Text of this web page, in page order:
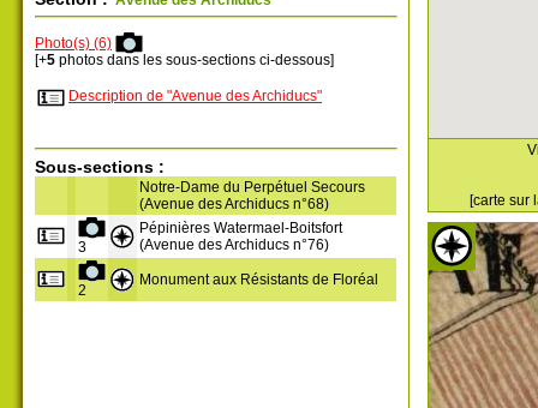
Photo(s) (6)
[+5 photos dans les sous-sections ci-dessous]
Description de "Avenue des Archiducs"
Sous-sections :
Notre-Dame du Perpétuel Secours
(Avenue des Archiducs n°68)
3
Pépinières Watermael-Boitsfort
(Avenue des Archiducs n°76)
2
Monument aux Résistants de Floréal
[carte sur